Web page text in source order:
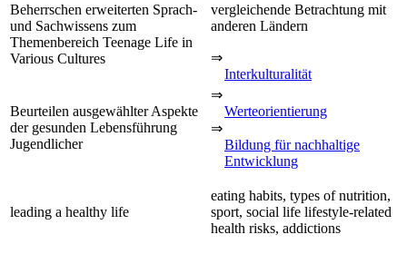
Beherrschen erweiterten Sprach-
und Sachwissens zum
Themenbereich Teenage Life in
Various Cultures
vergleichende Betrachtung mit
anderen Ländern
⇒
Interkulturalität
Beurteilen ausgewählter Aspekte
der gesunden Lebensführung
Jugendlicher
⇒
Werteorientierung
⇒
Bildung für nachhaltige
Entwicklung
leading a healthy life
eating habits, types of nutrition,
sport, social life lifestyle-related
health risks, addictions